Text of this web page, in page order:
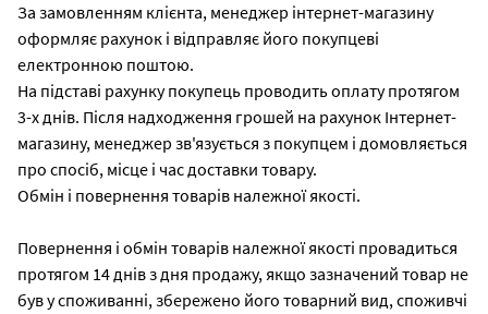
За замовленням клієнта, менеджер інтернет-магазину
оформляє рахунок і відправляє його покупцеві
електронною поштою.
На підставі рахунку покупець проводить оплату протягом
3-х днів. Після надходження грошей на рахунок Інтернет-
магазину, менеджер зв'язується з покупцем і домовляється
про спосіб, місце і час доставки товару.
Обмін і повернення товарів належної якості.
Повернення і обмін товарів належної якості провадиться
протягом 14 днів з дня продажу, якщо зазначений товар не
був у споживанні, збережено його товарний вид, споживчі